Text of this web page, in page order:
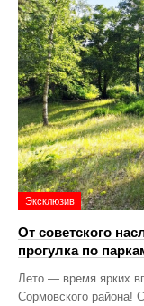
Эксклюзив
От советского
прогулка по
Лето — время ярких
Сормовского района!